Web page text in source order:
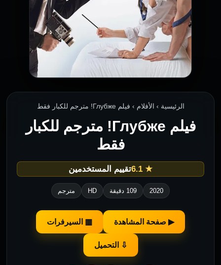
الرئيسية › الأفلام › فيلم Глубже! مترجم للكبار فقط
فيلم Глубже! مترجم للكبار
فقط
★ 6.1 تقييم المستخدمين
2020 109 دقيقة HD مترجم
▶ صفحة المشاهدة ▦ السيرفرات
⇩ التحميل